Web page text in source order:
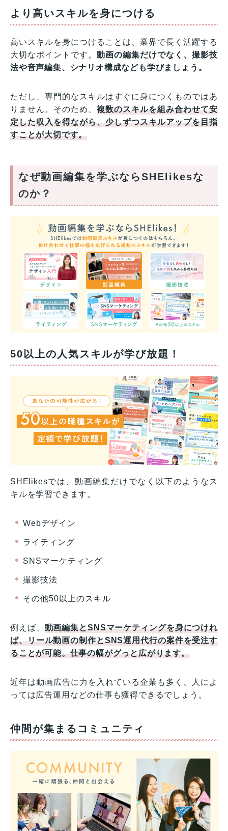
より高いスキルを身につける
高いスキルを身につけることは、業界で長く活躍する
大切なポイントです。動画の編集だけでなく、撮影技
法や音声編集、シナリオ構成なども学びましょう。
ただし、専門的なスキルはすぐに身につくものではあ
りません。そのため、複数のスキルを組み合わせて安
定した収入を得ながら、少しずつスキルアップを目指
すことが大切です。
なぜ動画編集を学ぶならSHElikesな
のか？
50以上の人気スキルが学び放題！
SHElikesでは、動画編集だけでなく以下のようなス
キルを学習できます。
Webデザイン
ライティング
SNSマーケティング
撮影技法
その他50以上のスキル
例えば、 動画編集とSNSマーケティングを身につけれ
ば、リール動画の制作とSNS運用代行の案件を受注す
ることが可能。仕事の幅がグっと広がります。
近年は動画広告に力を入れている企業も多く、人によ
っては広告運用などの仕事も獲得できるでしょう。
仲間が集まるコミュニティ